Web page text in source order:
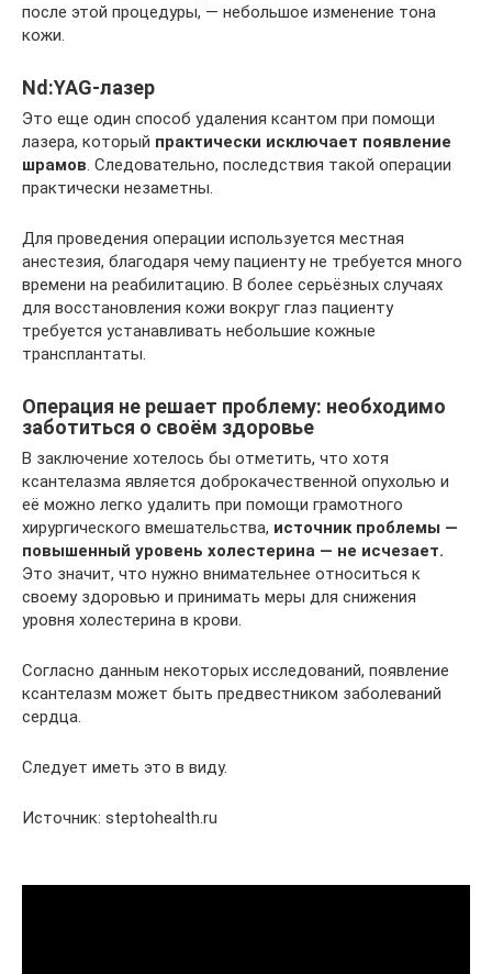
после этой процедуры, — небольшое изменение тона
кожи.
Nd:YAG-лазер
Это еще один способ удаления ксантом при помощи
лазера, который практически исключает появление
шрамов . Следовательно, последствия такой операции
практически незаметны.
Для проведения операции используется местная
анестезия, благодаря чему пациенту не требуется много
времени на реабилитацию. В более серьёзных случаях
для восстановления кожи вокруг глаз пациенту
требуется устанавливать небольшие кожные
трансплантаты.
Операция не решает проблему: необходимо
заботиться о своём здоровье
В заключение хотелось бы отметить, что хотя
ксантелазма является доброкачественной опухолью и
её можно легко удалить при помощи грамотного
хирургического вмешательства, источник проблемы —
повышенный уровень холестерина — не исчезает.
Это значит, что нужно внимательнее относиться к
своему здоровью и принимать меры для снижения
уровня холестерина в крови.
Согласно данным некоторых исследований, появление
ксантелазм может быть предвестником заболеваний
сердца.
Следует иметь это в виду.
Источник: steptohealth.ru